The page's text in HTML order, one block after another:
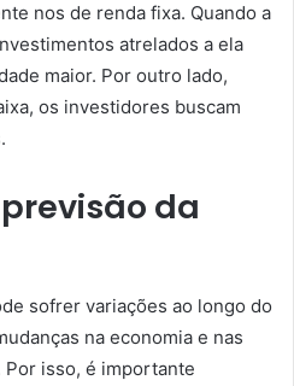
nos de renda fixa. Quando a
atrelados a ela
maior. Por outro lado,
os investidores buscam
da
sofrer variações ao longo do
na economia e nas
isso, é importante